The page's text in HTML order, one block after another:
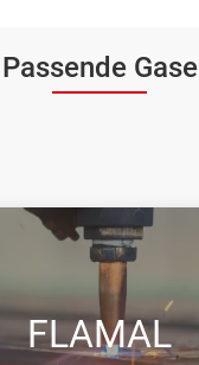
Passende Gase
FLAMAL